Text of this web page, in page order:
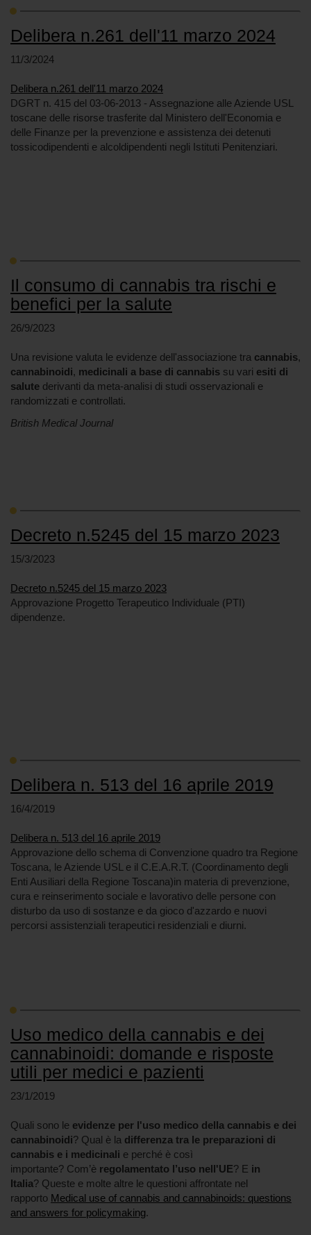
Delibera n.261 dell'11 marzo 2024
11/3/2024
Delibera n.261 dell'11 marzo 2024
DGRT n. 415 del 03-06-2013 - Assegnazione alle Aziende USL
toscane delle risorse trasferite dal Ministero dell'Economia e
delle Finanze per la prevenzione e assistenza dei detenuti
tossicodipendenti e alcoldipendenti negli Istituti Penitenziari.
Il consumo di cannabis tra rischi e
benefici per la salute
26/9/2023
Una revisione valuta le evidenze dell'associazione tra cannabis,
cannabinoidi, medicinali a base di cannabis su vari esiti di
salute derivanti da meta-analisi di studi osservazionali e
randomizzati e controllati.
British Medical Journal
Decreto n.5245 del 15 marzo 2023
15/3/2023
Decreto n.5245 del 15 marzo 2023
Approvazione Progetto Terapeutico Individuale (PTI)
dipendenze.
Delibera n. 513 del 16 aprile 2019
16/4/2019
Delibera n. 513 del 16 aprile 2019
Approvazione dello schema di Convenzione quadro tra Regione
Toscana, le Aziende USL e il C.E.A.R.T. (Coordinamento degli
Enti Ausiliari della Regione Toscana)in materia di prevenzione,
cura e reinserimento sociale e lavorativo delle persone con
disturbo da uso di sostanze e da gioco d'azzardo e nuovi
percorsi assistenziali terapeutici residenziali e diurni.
Uso medico della cannabis e dei
cannabinoidi: domande e risposte
utili per medici e pazienti
23/1/2019
Quali sono le evidenze per l'uso medico della cannabis e dei
cannabinoidi? Qual è la differenza tra le preparazioni di
cannabis e i medicinali e perché è così
importante? Com’è regolamentato l’uso nell'UE? E in
Italia? Queste e molte altre le questioni affrontate nel
rapporto Medical use of cannabis and cannabinoids: questions
and answers for policymaking.